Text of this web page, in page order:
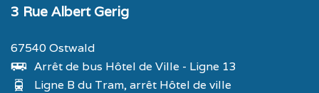
3 Rue Albert Gerig
67540 Ostwald
Arrêt de bus Hôtel de Ville - Ligne 13
Ligne B du Tram, arrêt Hôtel de ville